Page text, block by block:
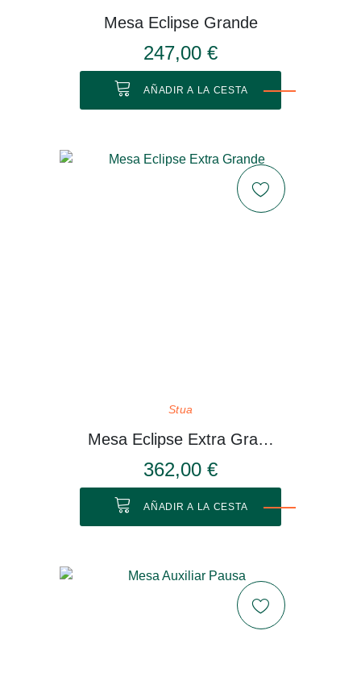
Mesa Eclipse Grande
247,00 €
AÑADIR A LA CESTA
Stua
Mesa Eclipse Extra Grande
362,00 €
AÑADIR A LA CESTA